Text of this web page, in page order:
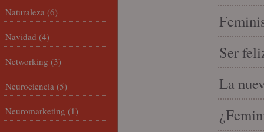
Ser
La
Naturaleza (6)
Navidad (4)
Networking (3)
Neurociencia (5)
Neuromarketing (1)